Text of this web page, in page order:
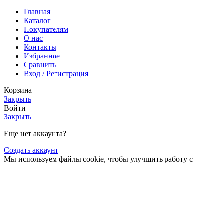
Главная
Каталог
Покупателям
О нас
Контакты
Избранное
Сравнить
Вход / Регистрация
Корзина
Закрыть
Войти
Закрыть
Еще нет аккаунта?
Создать аккаунт
Мы используем файлы cookie, чтобы улучшить работу с